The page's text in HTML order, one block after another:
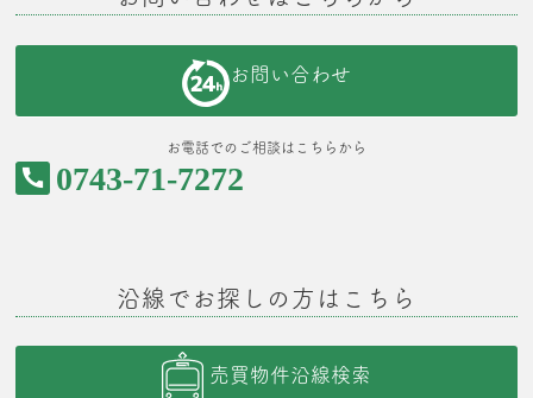
お問い合わせ
お電話でのご相談はこちらから
0743-71-7272
沿線でお探しの方はこちら
売買物件沿線検索